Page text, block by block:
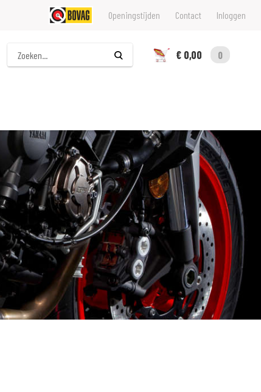
Openingstijden Contact Inloggen
Zoeken
€ 0,00
0